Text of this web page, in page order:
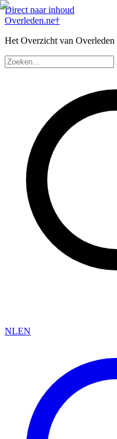
Direct naar inhoud
Overleden.ne†
Het Overzicht van Overleden
NLEN